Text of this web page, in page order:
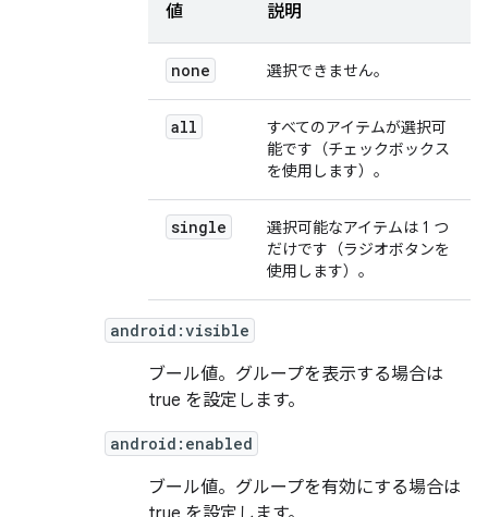
値 説明
none 選択できません。
all
すべてのアイテムが選択可
能です（チェックボックス
を使用します）。
single
選択可能なアイテムは 1 つ
だけです（ラジオボタンを
使用します）。
android:visible
ブール値。グループを表示する場合は
true を設定します。
android:enabled
ブール値。グループを有効にする場合は